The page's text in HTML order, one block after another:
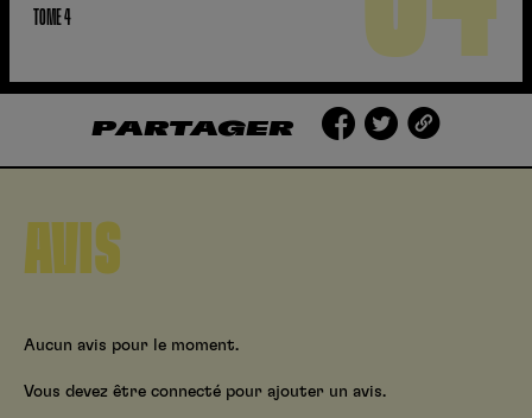
TOME 4
PARTAGER
AVIS
Aucun avis pour le moment.
Vous devez être connecté pour ajouter un avis.